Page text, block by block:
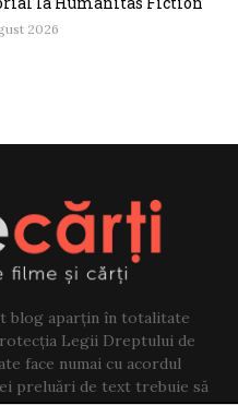
2026
blog aparțin în totalitate
Legii Dreptului de
face numai cu acordul
preluări de text trebuie să